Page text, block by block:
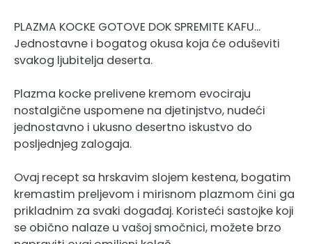
PLAZMA KOCKE GOTOVE DOK SPREMITE KAFU…
Jednostavne i bogatog okusa koja će oduševiti
svakog ljubitelja deserta.
Plazma kocke prelivene kremom evociraju
nostalgične uspomene na djetinjstvo, nudeći
jednostavno i ukusno desertno iskustvo do
posljednjeg zalogaja.
Ovaj recept sa hrskavim slojem kestena, bogatim
kremastim preljevom i mirisnom plazmom čini ga
prikladnim za svaki događaj. Koristeći sastojke koji
se obično nalaze u vašoj smočnici, možete brzo